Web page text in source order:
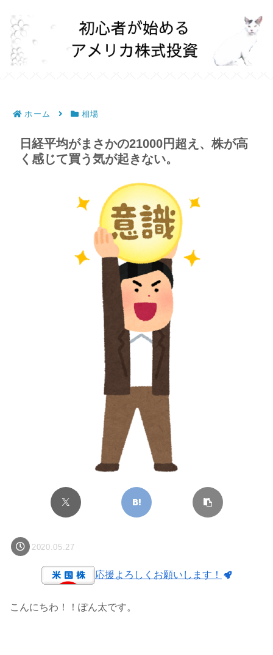
ホーム 相場
日経平均がまさかの21000円超え、株が高
く感じて買う気が起きない。
2020.05.27
応援よろしくお願いします！
こんにちわ！！ぽん太です。